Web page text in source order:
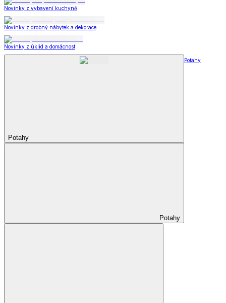
Novinky z vybavení kuchyně
Novinky z drobný nábytek a dekorace
Novinky z úklid a domácnost
Potahy
Potahy
Potahy